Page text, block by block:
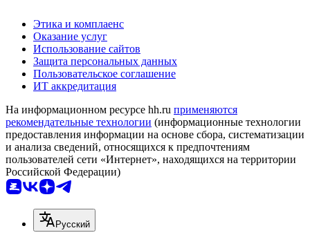
Этика и комплаенс
Оказание услуг
Использование сайтов
Защита персональных данных
Пользовательское соглашение
ИТ аккредитация
На информационном ресурсе hh.ru применяются
рекомендательные технологии (информационные технологии
предоставления информации на основе сбора, систематизации
и анализа сведений, относящихся к предпочтениям
пользователей сети «Интернет», находящихся на территории
Российской Федерации)
Русский